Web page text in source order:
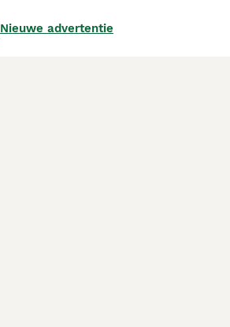
Nieuwe advertentie